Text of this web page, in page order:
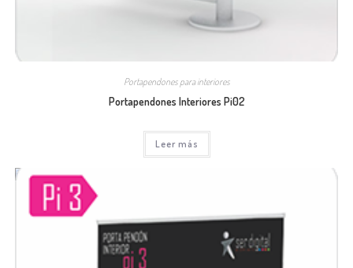
Portapendones para interiores
Portapendones Interiores Pi02
Leer más